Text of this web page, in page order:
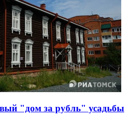
"дом за рубль" усадьбы